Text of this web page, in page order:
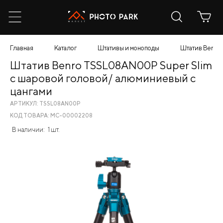
Главная Каталог Штативы и моноподы Штатив
Штатив Benro TSSL08AN00P Super Slim
с шаровой головой/ алюминиевый с
цангами
АРТИКУЛ: TSSL08AN00P
КОД ТОВАРА: МС-00002208
В наличии: 1 шт.